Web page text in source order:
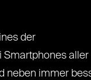
der
Smartphones aller
neben immer